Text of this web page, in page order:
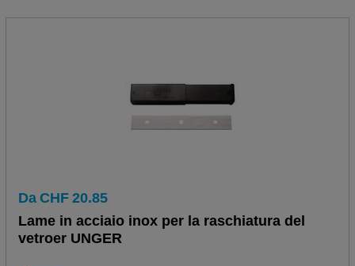
Da CHF 20.85
Lame in acciaio inox per la raschiatura del
vetroer UNGER